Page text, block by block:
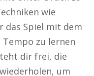
wie
das Spiel mit dem
zu lernen
dir frei, die
um